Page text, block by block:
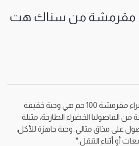
مقرمشة من سناك هت
"سناك هت فاصوليا خضراء مقرمشة 100 جم هي وجبة خفيفة
الفاصوليا الخضراء الطازجة، متبلة
على مذاق مثالي. وجبة جاهزة للأكل،
أو أثناء التنقل."